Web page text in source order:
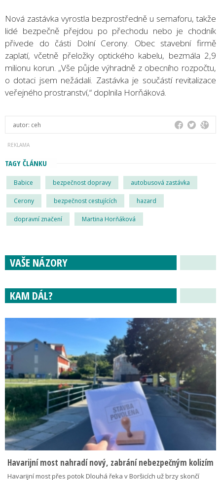
Nová zastávka vyrostla bezprostředně u semaforu, takže
lidé bezpečně přejdou po přechodu nebo je chodník
přivede do části Dolní Cerony. Obec stavební firmě
zaplatí, včetně přeložky optického kabelu, bezmála 2,9
milionu korun. „Vše půjde výhradně z obecního rozpočtu,
o dotaci jsem nežádali. Zastávka je součástí revitalizace
veřejného prostranství,“ doplnila Horňáková.
autor: ceh
TAGY ČLÁNKU
Babice bezpečnost dopravy autobusová zastávka
Cerony bezpečnost cestujících hazard
dopravní značení Martina Horňáková
VAŠE NÁZORY
KAM DÁL?
Havarijní most nahradí nový, zabrání nebezpečným kolizím
Havarijní most přes potok Dlouhá řeka v Boršicích už brzy skončí